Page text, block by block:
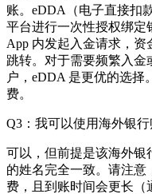
账。eDDA（电子直接扣
平台进行一次性授权绑定
App 内发起入金请求，
跳转。对于需要频繁入金
户，eDDA 是更优的选择
费。
Q3：我可以使用海外银
可以，但前提是该海外银
的姓名完全一致。请注
费，且到账时间会更长（